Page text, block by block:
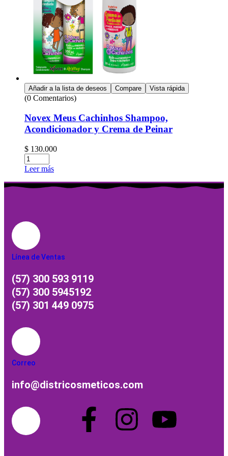
Añadir a la lista de deseos Compare Vista rápida
(0 Comentarios)
Novex Meus Cachinhos Shampoo,
Acondicionador y Crema de Peinar
$ 130.000
Leer más
Línea de Ventas
(57) 300 593 9119
(57) 300 5945192
(57) 301 449 0975
Correo
info@districosmeticos.com